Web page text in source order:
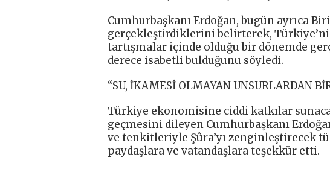
Cumhurbaşkanı Erdoğan, bugün ayrıca
gerçekleştirdiklerini belirterek,
tartışmalar içinde olduğu bir dönemde
derece isabetli bulduğunu söyledi.
“SU, İKAMESİ OLMAYAN UNSURLARDAN
Türkiye ekonomisine ciddi katkılar
geçmesini dileyen Cumhurbaşkanı
ve tenkitleriyle Şûra’yı zenginleştirecek
paydaşlara ve vatandaşlara teşekkür etti.